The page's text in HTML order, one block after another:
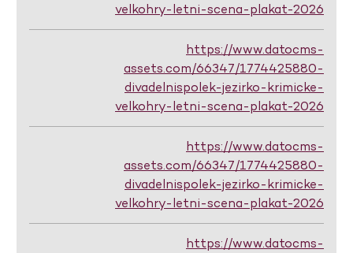
velkohry-letni-scena-plakat-2026
https://www.datocms-
assets.com/66347/1774425880-
divadelnispolek-jezirko-krimicke-
velkohry-letni-scena-plakat-2026
https://www.datocms-
assets.com/66347/1774425880-
divadelnispolek-jezirko-krimicke-
velkohry-letni-scena-plakat-2026
https://www.datocms-